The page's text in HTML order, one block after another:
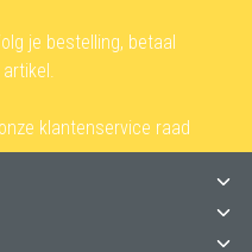
je bestelling, betaal
klantenservice raad